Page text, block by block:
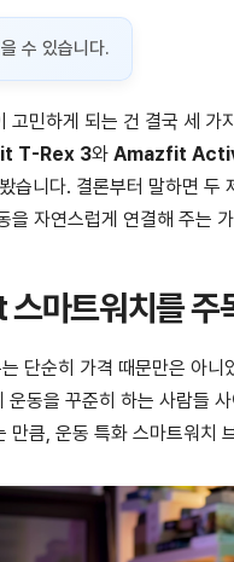
수 있습니다.
고민하게 되는 건 결국 세
T-Rex 3와 Amazfit
습니다. 결론부터 말하면
을 자연스럽게 연결해 주는
마트워치를 주
단순히 가격 때문만은 아니
동을 꾸준히 하는 사람들
만큼, 운동 특화 스마트워치